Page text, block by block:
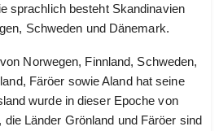
sprachlich besteht Skandinavien
Schweden und Dänemark.
Norwegen, Finnland, Schweden,
Färöer sowie Aland hat seine
wurde in dieser Epoche von
die Länder Grönland und Färöer sind